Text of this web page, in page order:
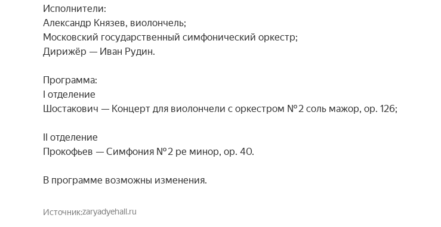
Исполнители:
Александр Князев, виолончель;
Московский государственный симфонический оркестр;
Дирижёр — Иван Рудин.
Программа:
I отделение
Шостакович — Концерт для виолончели с оркестром № 2 соль мажор, op. 126;
II отделение
Прокофьев — Симфония № 2 ре минор, op. 40.
В программе возможны изменения.
Источникzaryadyehall.ru